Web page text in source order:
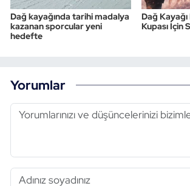
Dağ kayağında tarihi madalya
kazanan sporcular yeni
hedefte
Dağ Kayağı
Kupası İçin
Yorumlar